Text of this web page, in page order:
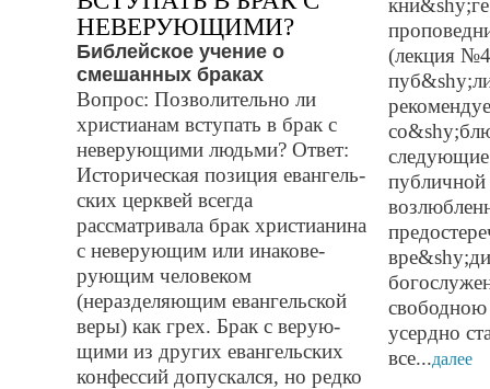
НЕВЕРУЮЩИМИ?
Библейское учение о
смешанных браках
Вопрос: Позволительно ли
христиа­нам вступать в брак с
неверующи­ми людьми? Ответ:
Историческая пози­ция еван­гель­
ских церквей всегда
рассматривала брак христианина
с неверующим или инакове­
рующим человеком
(неразделяющим ев­ангельской
веры) как грех. Брак с верую­
щими из других евангельских
конфессий допускался, но редко
(лекция
усердно
все...далее